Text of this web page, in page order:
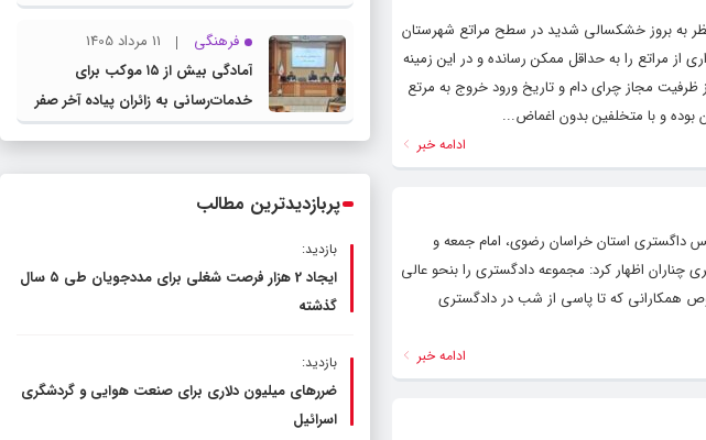
به بروز خشکسالی شدید در سطح مراتع شهرستان
مراتع را به حداقل ممکن رسانده و در این زمینه
ظرفیت مجاز چرای دام و تاریخ ورود خروج به مرتع
بوده و با متخلفین بدون اغماض...
ادامه خبر
داگستری استان خراسان رضوی، امام جمعه و
اظهار کرد: مجموعه دادگستری را بنحو عالی
همکارانی که تا پاسی از شب در دادگستری
ادامه خبر
در نشست مشترک عضو کمیسیون
آموزش مجلس با مدیرکل آموزش و
پرورش خراسان رضوی
فرهنگی
11 مرداد 1405
آمادگی بیش از ۱۵ موکب برای
خدمات‌رسانی به زائران پیاده آخر صفر
در شهرستان چناران
پربازدیدترین مطالب
بازدید:
ایجاد 2 هزار فرصت شغلی برای مددجویان طی ۵ سال
گذشته
بازدید:
ضررهای میلیون دلاری برای صنعت هوایی و گردشگری
اسرائیل